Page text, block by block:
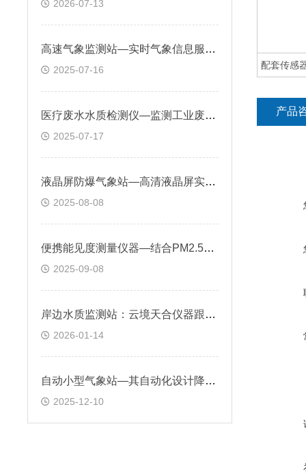
2026-07-13
高速气象监测站—实时气象信息服务，将气象信息等实时传至指挥中心
2025-07-16
医疗废水水质检测仪—监测工业废水中水质参数，防止超标排放，避免环保处罚
2025-07-17
液晶屏防爆气象站—高清液晶屏实时显示监测数据，方便用户随时掌握环境状况
2025-08-08
便携能见度测量仪器—结合PM2.5、PM10数据分析雾霾成因为污染治理提供依据
2025-09-08
岸边水质监测站：云境天合仪器跟踪水质变化趋势，评估水体富营养化程度
2026-01-14
自动小型气象站—其自动化设计降低了人为误差，提高了观测数据的准确性
2025-12-10
配套传感
产品